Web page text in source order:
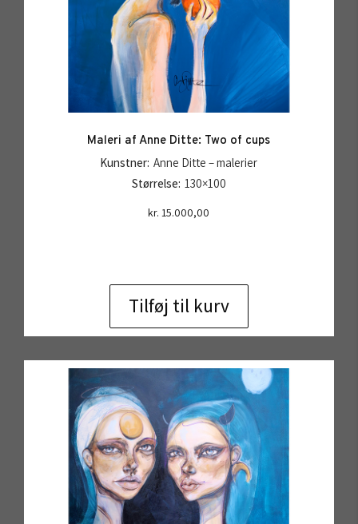
Maleri af Anne Ditte: Two of cups
Kunstner: Anne Ditte – malerier
Størrelse: 130×100
kr. 15.000,00
Tilføj til kurv